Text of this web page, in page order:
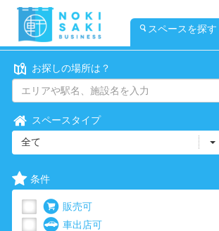
スペースを探す
お探しの場所は？
スペースタイプ
全て
条件
販売可
車出店可